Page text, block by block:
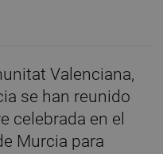
Valenciana,
se han reunido
celebrada en el
Murcia para